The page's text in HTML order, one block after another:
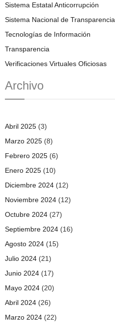
Sistema Estatal Anticorrupción
Sistema Nacional de Transparencia
Tecnologías de Información
Transparencia
Verificaciones Virtuales Oficiosas
Archivo
Abril 2025 (3)
Marzo 2025 (8)
Febrero 2025 (6)
Enero 2025 (10)
Diciembre 2024 (12)
Noviembre 2024 (12)
Octubre 2024 (27)
Septiembre 2024 (16)
Agosto 2024 (15)
Julio 2024 (21)
Junio 2024 (17)
Mayo 2024 (20)
Abril 2024 (26)
Marzo 2024 (22)